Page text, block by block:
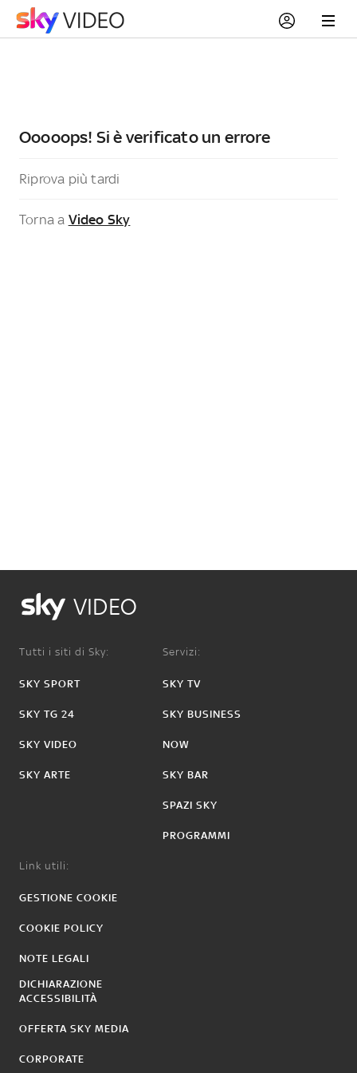
Ooooops! Si è verificato un errore
Riprova più tardi
Torna a Video Sky
VIDEO
Tutti i siti di Sky:
SKY SPORT
SKY TG 24
SKY VIDEO
SKY ARTE
Servizi:
SKY TV
SKY BUSINESS
NOW
SKY BAR
SPAZI SKY
PROGRAMMI
Link utili:
GESTIONE COOKIE
COOKIE POLICY
NOTE LEGALI
DICHIARAZIONE
ACCESSIBILITÀ
OFFERTA SKY MEDIA
CORPORATE